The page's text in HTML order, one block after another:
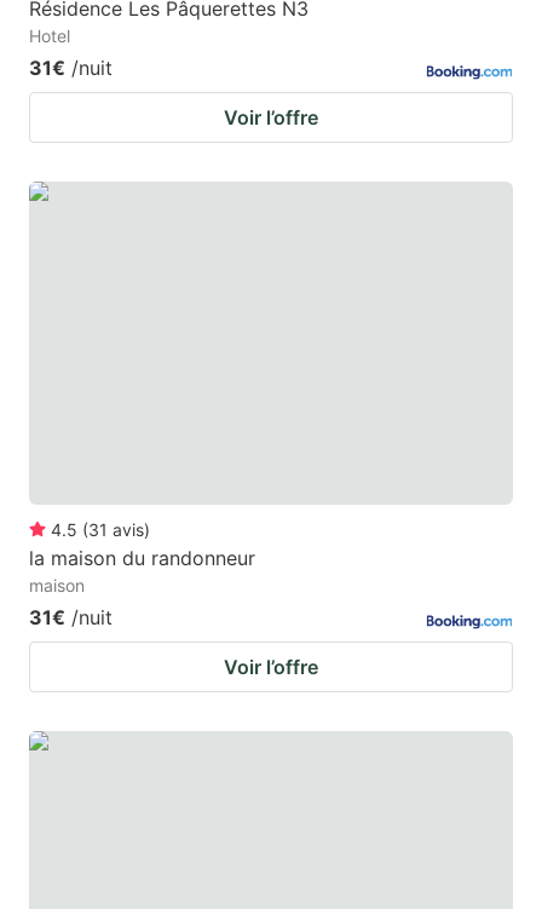
Résidence Les Pâquerettes N3
Hotel
31€ /nuit
Voir l’offre
4.5 (31 avis)
la maison du randonneur
maison
31€ /nuit
Voir l’offre